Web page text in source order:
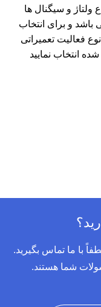
و سیگنال ها
و برای انتخاب
فعالیت تعمیراتی
انتخاب نمایید
با ما تماس بگیرید.
شما هستند.